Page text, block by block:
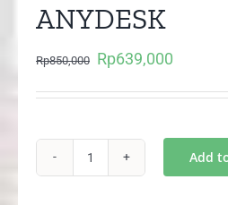
ANYDESK
Rp850,000
Original
Rp639,000
Add